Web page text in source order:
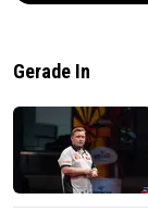
Gerade In